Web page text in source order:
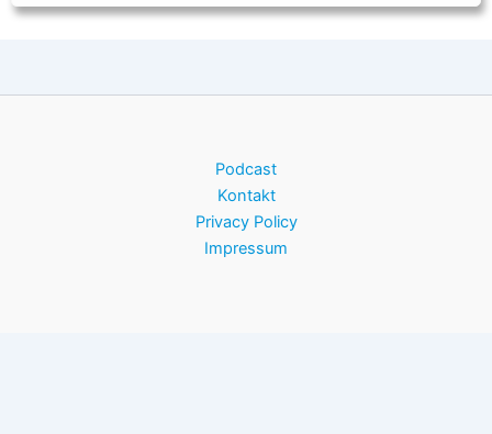
Podcast
Kontakt
Privacy Policy
Impressum